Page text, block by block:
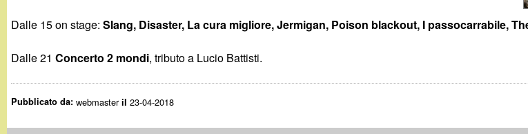
.
i
Dalle 15 on stage:Slang, Disaster, La cura migliore, Jermigan, Poison blackout, I passocarrabile,
Dalle 21Concerto 2 mondi, tributo a Lucio Battisti.
Pubblicato da:webmasteril 23-04-2018